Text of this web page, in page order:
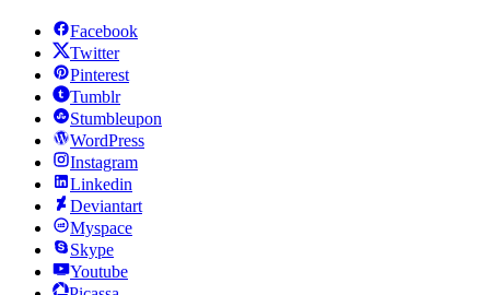
Facebook
Twitter
Pinterest
Tumblr
Stumbleupon
WordPress
Instagram
Linkedin
Deviantart
Myspace
Skype
Youtube